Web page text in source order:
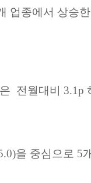
업종에서 상승한
은 전월대비 3.1p
을 중심으로 5개